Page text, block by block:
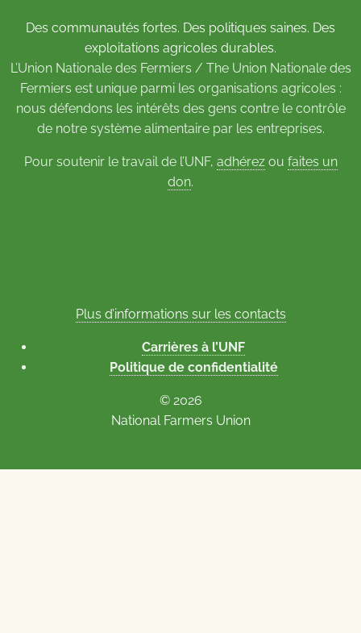
Des communautés fortes. Des politiques saines. Des
exploitations agricoles durables.
L’Union Nationale des Fermiers / The Union Nationale des
Fermiers est unique parmi les organisations agricoles :
nous défendons les intérêts des gens contre le contrôle
de notre système alimentaire par les entreprises.
Pour soutenir le travail de l’UNF, adhérezou faites un
don.
Plus d’informations sur les contacts
Carrières à l’UNF
Politique de confidentialité
© 2026
National Farmers Union